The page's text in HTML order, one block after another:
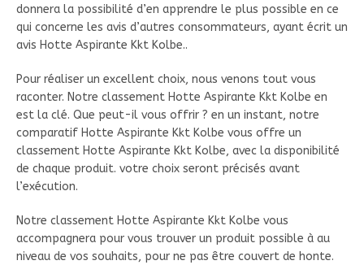
donnera la possibilité d’en apprendre le plus possible en ce
qui concerne les avis d’autres consommateurs, ayant écrit un
avis Hotte Aspirante Kkt Kolbe..
Pour réaliser un excellent choix, nous venons tout vous
raconter. Notre classement Hotte Aspirante Kkt Kolbe en
est la clé. Que peut-il vous offrir ? en un instant, notre
comparatif Hotte Aspirante Kkt Kolbe vous offre un
classement Hotte Aspirante Kkt Kolbe, avec la disponibilité
de chaque produit. votre choix seront précisés avant
l’exécution.
Notre classement Hotte Aspirante Kkt Kolbe vous
accompagnera pour vous trouver un produit possible à au
niveau de vos souhaits, pour ne pas être couvert de honte.